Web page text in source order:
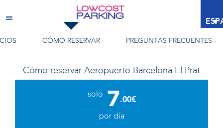
Aeropuerto Barcelona El Prat
CÓMO RESERVAR PREGUNTAS FRECUENTES
Cómo reservar Aeropuerto Barcelona El Prat
solo 7.00€
por día